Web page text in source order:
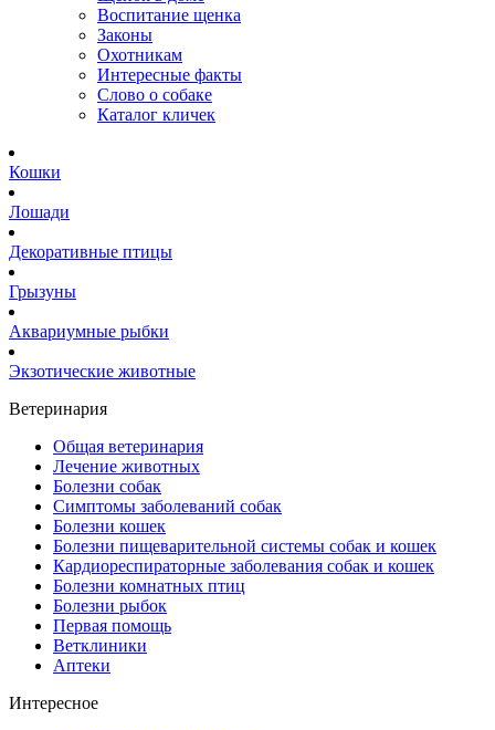
Воспитание щенка
Законы
Охотникам
Интересные факты
Слово о собаке
Каталог кличек
Кошки
Лошади
Декоративные птицы
Грызуны
Аквариумные рыбки
Экзотические животные
Ветеринария
Общая ветеринария
Лечение животных
Болезни собак
Симптомы заболеваний собак
Болезни кошек
Болезни пищеварительной системы собак и кошек
Кардиореспираторные заболевания собак и кошек
Болезни комнатных птиц
Болезни рыбок
Первая помощь
Ветклиники
Аптеки
Интересное